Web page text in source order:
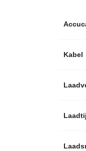
Kabel